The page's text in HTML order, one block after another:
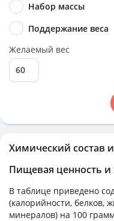
Химический состав
Пищевая ценность и
В таблице приведено
(калорийности, белков,
минералов) на 100 грамм
Набор массы
Поддержание веса
Желаемый вес